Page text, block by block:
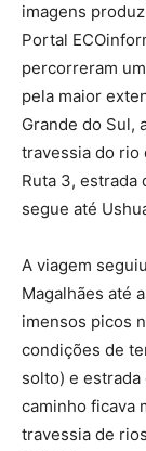
imagens
Portal
percorreram
pela maior
Grande do Sul,
travessia do rio
Ruta 3, estrada
segue até
A viagem
Magalhães até
imensos picos
condições de
solto) e estrada
caminho ficava
travessia de